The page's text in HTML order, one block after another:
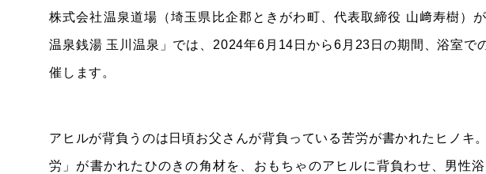
株式会社温泉道場（埼玉県比企郡ときがわ町、代表取締役 山﨑寿樹）
温泉銭湯 玉川温泉」では、2024年6月14日から6月23日の期間、浴室で
催します。
アヒルが背負うのは日頃お父さんが背負っている苦労が書かれたヒノキ
労」が書かれたひのきの角材を、おもちゃのアヒルに背負わせ、男性